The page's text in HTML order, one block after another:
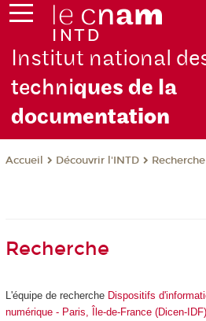
Institut national
techniques de la
documentation
Accueil Découvrir l'INTD
Recherche
L'équipe de recherche Dispositifs
numérique - Paris, Île-de-France (Dicen-IDF)